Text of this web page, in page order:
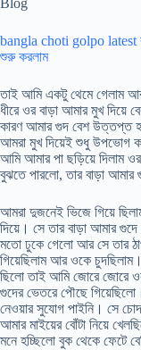
Blog
bangla choti golpo latest
শুরু করলাম
তাই আমি একটু থেমে গেলাম
ধীরে ওর বাড়া আমার মুখ দিয়ে
কারণ আমার গুদ বেশ উত্তপ্ত
আমরা মুখ দিয়েই শুধু উপভোগ
আমি আমার পা ছড়িয়ে দিলাম
বুঝতে পারলো, তার বাড়া
আমরা দুজনেই ভিজে গিয়ে
দিয়ে। সে তার বাড়া আমার
মতো ঢুকে গেলো আর সে তার
গিয়েছিলাম আর ওকে
ছিলো তাই আমি জোরে জোরে
গুদের ভেতরে পৌছে
নেওয়ার সুযোগ পাইনি। সে
আমার মাইয়ের বোঁটা নিয়ে
মনে হচ্ছিলো বুক থেকে ফেটে